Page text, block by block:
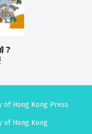
？
of Hong Kong Press
of Hong Kong